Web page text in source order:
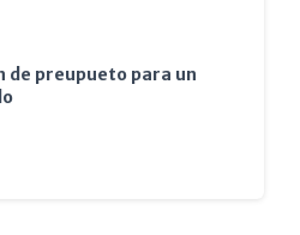
de preupueto para un